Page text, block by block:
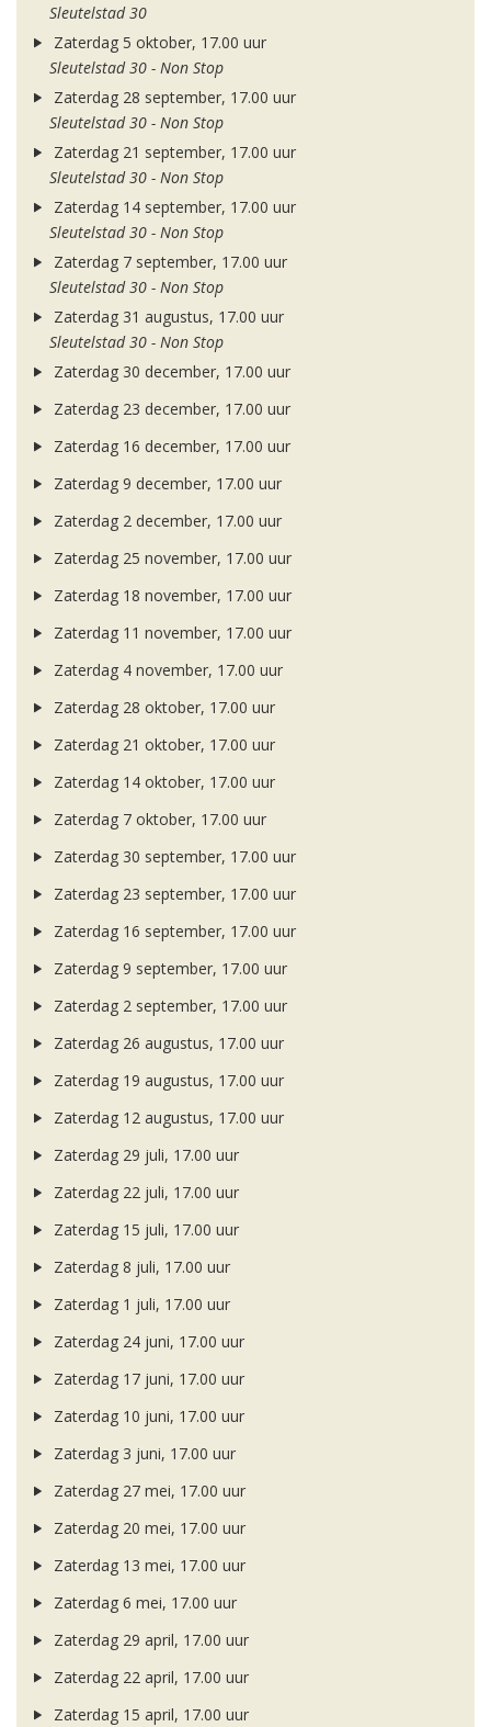
Sleutelstad 30
Zaterdag 5 oktober, 17.00 uur
Sleutelstad 30 - Non Stop
Zaterdag 28 september, 17.00 uur
Sleutelstad 30 - Non Stop
Zaterdag 21 september, 17.00 uur
Sleutelstad 30 - Non Stop
Zaterdag 14 september, 17.00 uur
Sleutelstad 30 - Non Stop
Zaterdag 7 september, 17.00 uur
Sleutelstad 30 - Non Stop
Zaterdag 31 augustus, 17.00 uur
Sleutelstad 30 - Non Stop
Zaterdag 30 december, 17.00 uur
Zaterdag 23 december, 17.00 uur
Zaterdag 16 december, 17.00 uur
Zaterdag 9 december, 17.00 uur
Zaterdag 2 december, 17.00 uur
Zaterdag 25 november, 17.00 uur
Zaterdag 18 november, 17.00 uur
Zaterdag 11 november, 17.00 uur
Zaterdag 4 november, 17.00 uur
Zaterdag 28 oktober, 17.00 uur
Zaterdag 21 oktober, 17.00 uur
Zaterdag 14 oktober, 17.00 uur
Zaterdag 7 oktober, 17.00 uur
Zaterdag 30 september, 17.00 uur
Zaterdag 23 september, 17.00 uur
Zaterdag 16 september, 17.00 uur
Zaterdag 9 september, 17.00 uur
Zaterdag 2 september, 17.00 uur
Zaterdag 26 augustus, 17.00 uur
Zaterdag 19 augustus, 17.00 uur
Zaterdag 12 augustus, 17.00 uur
Zaterdag 29 juli, 17.00 uur
Zaterdag 22 juli, 17.00 uur
Zaterdag 15 juli, 17.00 uur
Zaterdag 8 juli, 17.00 uur
Zaterdag 1 juli, 17.00 uur
Zaterdag 24 juni, 17.00 uur
Zaterdag 17 juni, 17.00 uur
Zaterdag 10 juni, 17.00 uur
Zaterdag 3 juni, 17.00 uur
Zaterdag 27 mei, 17.00 uur
Zaterdag 20 mei, 17.00 uur
Zaterdag 13 mei, 17.00 uur
Zaterdag 6 mei, 17.00 uur
Zaterdag 29 april, 17.00 uur
Zaterdag 22 april, 17.00 uur
Zaterdag 15 april, 17.00 uur